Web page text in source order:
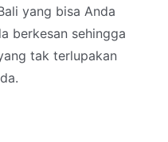
yang bisa Anda
berkesan sehingga
tak terlupakan